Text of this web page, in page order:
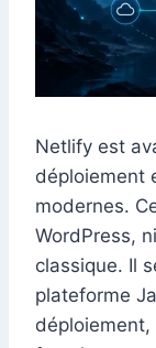
Netlify est
déploiement
modernes.
WordPress,
classique. Il
plateforme
déploiement,